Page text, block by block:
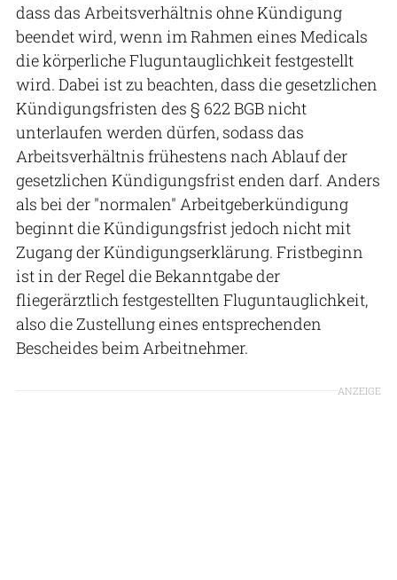
dass das Arbeitsverhältnis ohne Kündigung
beendet wird, wenn im Rahmen eines Medicals
die körperliche Fluguntauglichkeit festgestellt
wird. Dabei ist zu beachten, dass die gesetzlichen
Kündigungsfristen des § 622 BGB nicht
unterlaufen werden dürfen, sodass das
Arbeitsverhältnis frühestens nach Ablauf der
gesetzlichen Kündigungsfrist enden darf. Anders
als bei der "normalen" Arbeitgeberkündigung
beginnt die Kündigungsfrist jedoch nicht mit
Zugang der Kündigungserklärung. Fristbeginn
ist in der Regel die Bekanntgabe der
fliegerärztlich festgestellten Fluguntauglichkeit,
also die Zustellung eines entsprechenden
Bescheides beim Arbeitnehmer.
ANZEIGE